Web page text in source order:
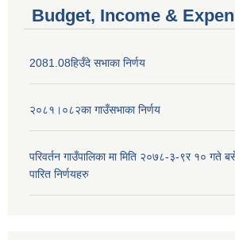
Budget, Income &
2081.08हिउँदे सभाका निर्णय
२०८१।०८२का गाउँसभाका निर्णय
परिवर्तन गाउँपालिका मा मिति २०७८-३-९र १० गते
पारित निर्णयहरु